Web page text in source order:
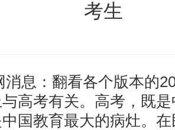
考生
消息：翻看各个版本的
高考有关。高考，既
国教育最大的病灶。